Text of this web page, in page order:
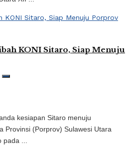
KONI Sitaro, Siap Menuju
kesiapan Sitaro menuju
Provinsi (Porprov) Sulawesi Utara
...